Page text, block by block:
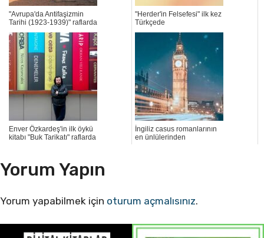
"Avrupa'da Antifaşizmin
Tarihi (1923-1939)" raflarda
"Herder'in Felsefesi" ilk kez
Türkçede
Enver Özkardeş'in ilk öykü
kitabı "Buk Tarikatı" raflarda
İngiliz casus romanlarının
en ünlülerinden
Yorum Yapın
Yorum yapabilmek için oturum açmalısınız.